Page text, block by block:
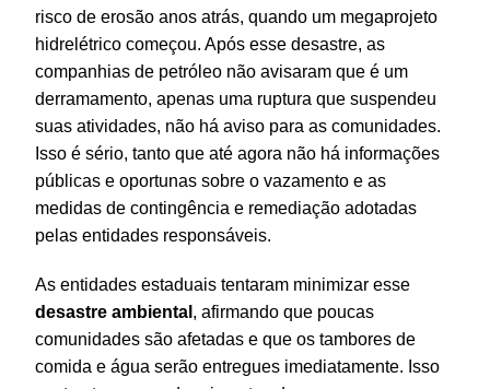
risco de erosão anos atrás, quando um megaprojeto
hidrelétrico começou. Após esse desastre, as
companhias de petróleo não avisaram que é um
derramamento, apenas uma ruptura que suspendeu
suas atividades, não há aviso para as comunidades.
Isso é sério, tanto que até agora não há informações
públicas e oportunas sobre o vazamento e as
medidas de contingência e remediação adotadas
pelas entidades responsáveis.
As entidades estaduais tentaram minimizar esse
desastre ambiental , afirmando que poucas
comunidades são afetadas e que os tambores de
comida e água serão entregues imediatamente. Isso